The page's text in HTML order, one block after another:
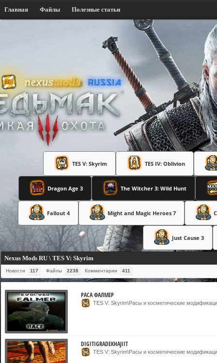
Главная Файлы Полезные статьи
TES V: Skyrim TES IV: Oblivion
Dragon Age 3 The Witcher 3: Wild Hunt
Fallout 4 Might and Magic Heroes 7
Just Cause 3
Nexus Mods RU \ TES V: Skyrim
Новости 117 Файлы 2238 Комментарии 411
РАСА ФАЛМЕР
TES V: Skyrim\Расы и косметические
DIGITIGRADEKHAJIIT
TES V: Skyrim\Расы и косметические